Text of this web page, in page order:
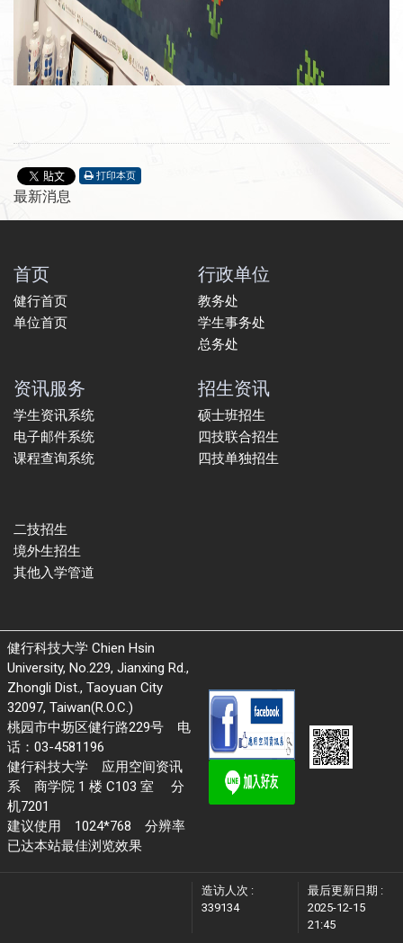
打印本页
最新消息
首页
健行首页
单位首页
行政单位
教务处
学生事务处
总务处
资讯服务
学生资讯系统
电子邮件系统
课程查询系统
招生资讯
硕士班招生
四技联合招生
四技单独招生
二技招生
境外生招生
其他入学管道
健行科技大学 Chien Hsin
University, No.229, Jianxing Rd.,
Zhongli Dist., Taoyuan City
32097, Taiwan(R.O.C.)
桃园市中坜区健行路229号 电
话：03-4581196
健行科技大学 应用空间资讯
系 商学院 1 楼 C103 室 分
机7201
建议使用 1024*768 分辨率
已达本站最佳浏览效果
造访人次 :
339134
最后更新日期 :
2025-12-15
21:45